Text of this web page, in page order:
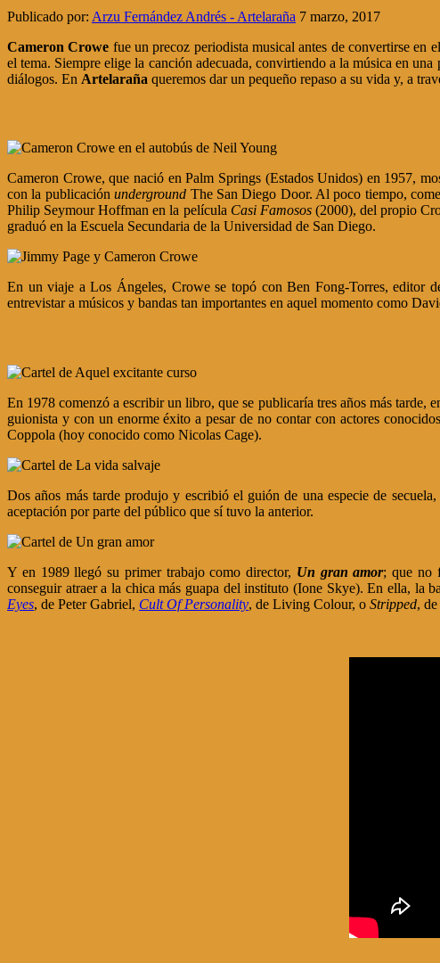
Publicado por: Arzu Fernández Andrés - Artelaraña 7 marzo, 2017
Cameron Crowe fue un precoz periodista musical antes de convertirse
el tema. Siempre elige la canción adecuada, convirtiendo a la música en
diálogos. En Artelaraña queremos dar un pequeño repaso a su vida y, a
Cameron Crowe, que nació en Palm Springs (Estados Unidos) en 1957,
con la publicaciónunderground The San Diego Door. Al poco tiempo,
Philip Seymour Hoffman en la película Casi Famosos(2000), del propio
graduó en la Escuela Secundaria de la Universidad de San Diego.
En un viaje a Los Ángeles, Crowe se topó con Ben Fong-Torres, editor
entrevistar a músicos y bandas tan importantes en aquel momento como
En 1978 comenzó a escribir un libro, que se publicaría tres años más tarde,
guionista y con un enorme éxito a pesar de no contar con actores
Coppola (hoy conocido como Nicolas Cage).
Dos años más tarde produjo y escribió el guión de una especie de secuela,
aceptación por parte del público que sí tuvo la anterior.
Y en 1989 llegó su primer trabajo como director, Un gran amor; que no
conseguir atraer a la chica más guapa del instituto (Ione Skye). En ella, la
Eyes, de Peter Gabriel, Cult Of Personality, de Living Colour, o Stripped,